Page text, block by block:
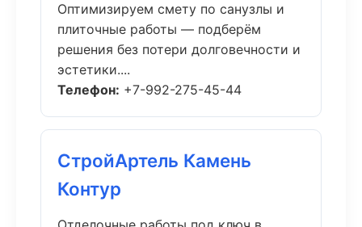
Оптимизируем смету по санузлы и
плиточные работы — подберём
решения без потери долговечности и
эстетики....
Телефон: +7-992-275-45-44
СтройАртель Камень
Контур